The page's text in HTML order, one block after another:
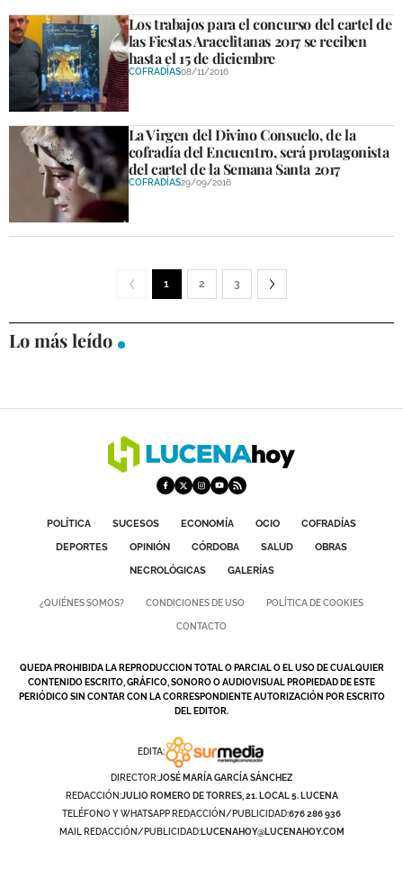
Los trabajos para el concurso del cartel de
las Fiestas Aracelitanas 2017 se reciben
hasta el 15 de diciembre
COFRADÍAS08/11/2016
La Virgen del Divino Consuelo, de la
cofradía del Encuentro, será protagonista
del cartel de la Semana Santa 2017
COFRADÍAS29/09/2016
1 2 3
Lo más leído
POLÍTICA SUCESOS ECONOMÍA OCIO
COFRADÍAS
DEPORTES
OPINIÓN CÓRDOBA SALUD
OBRAS
NECROLÓGICAS
GALERÍAS
¿QUIÉNES SOMOS? CONDICIONES DE USO POLÍTICA DE COOKIES
CONTACTO
QUEDA PROHIBIDA LA REPRODUCCION TOTAL O PARCIAL O EL USO DE CUALQUIER
CONTENIDO ESCRITO, GRÁFICO, SONORO O AUDIOVISUAL PROPIEDAD DE ESTE
PERIÓDICO SIN CONTAR CON LA CORRESPONDIENTE AUTORIZACIÓN POR ESCRITO
DEL EDITOR.
EDITA:
DIRECTOR:JOSÉ MARÍA GARCÍA SÁNCHEZ
REDACCIÓN:JULIO ROMERO DE TORRES, 21. LOCAL 5. LUCENA
TELÉFONO Y WHATSAPP REDACCIÓN/PUBLICIDAD:676 286 936
MAIL REDACCIÓN/PUBLICIDAD:LUCENAHOY@LUCENAHOY.COM